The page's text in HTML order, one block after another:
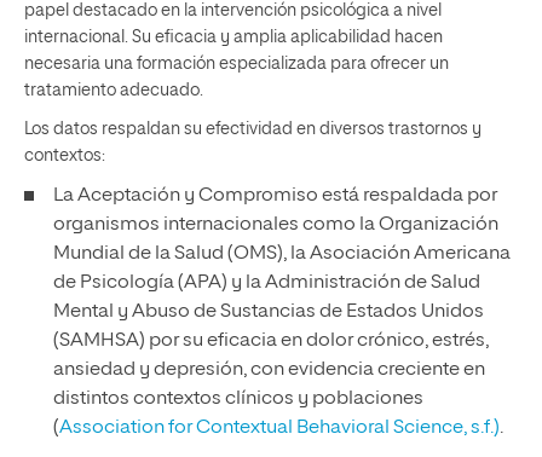
papel destacado en la intervención psicológica a nivel
internacional. Su eficacia y amplia aplicabilidad hacen
necesaria una formación especializada para ofrecer un
tratamiento adecuado.
Los datos respaldan su efectividad en diversos trastornos y
contextos:
La Aceptación y Compromiso está respaldada por
organismos internacionales como la Organización
Mundial de la Salud (OMS), la Asociación Americana
de Psicología (APA) y la Administración de Salud
Mental y Abuso de Sustancias de Estados Unidos
(SAMHSA) por su eficacia en dolor crónico, estrés,
ansiedad y depresión, con evidencia creciente en
distintos contextos clínicos y poblaciones
(Association for Contextual Behavioral Science, s.f.).